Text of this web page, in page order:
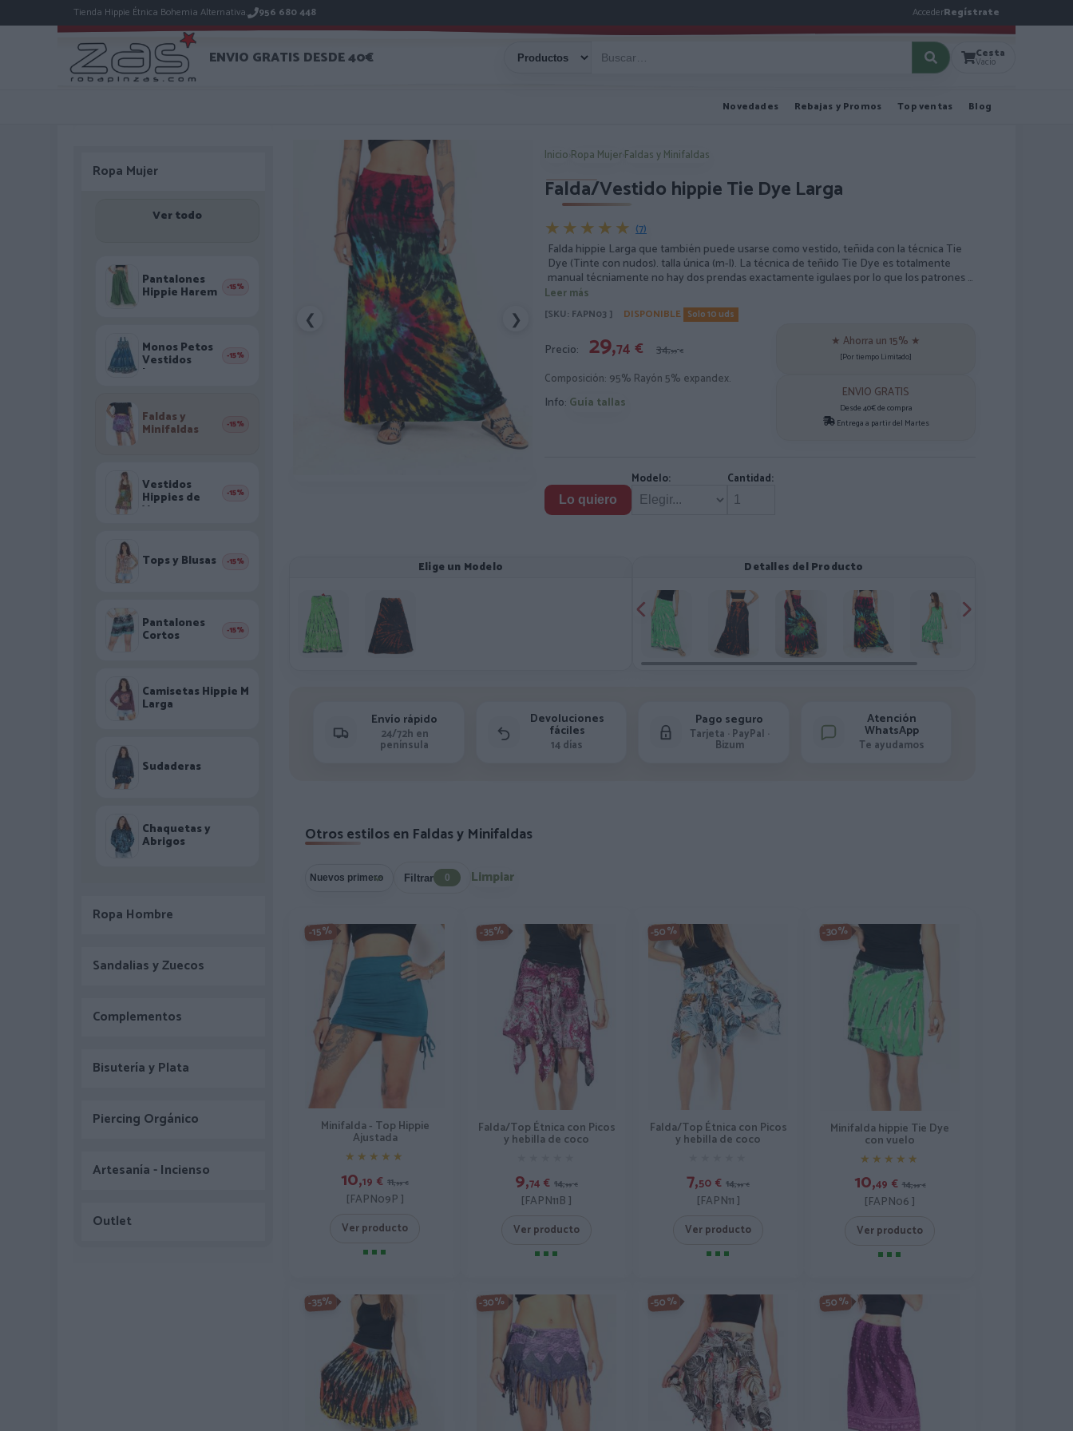
Tienda Hippie Étnica Bohemia Alternativa. 956 680 448 AccederRegístrate
ENVIO GRATIS DESDE 40€ Cesta
Vacío
Novedades Rebajas y Promos Top ventas Blog
Ropa Mujer
Ver todo
Pantalones
Hippie Harem -15%
Monos Petos
Vestidos
largos
-15%
Faldas y
Minifaldas -15%
Vestidos
Hippies de
Verano
-15%
Tops y Blusas -15%
Pantalones
Cortos -15%
Camisetas Hippie M
Larga
Sudaderas
Chaquetas y
Abrigos
Ropa Hombre
Sandalias y Zuecos
Complementos
Bisutería y Plata
Piercing Orgánico
Artesanía - Incienso
Outlet
❮ ❯
Inicio Ropa MujerFaldas y Minifaldas
Falda/Vestido hippie Tie Dye Larga
★★★★★
★★★★★ (7)
Falda hippie Larga que también puede usarse como vestido, teñida con la técnica Tie
Dye (Tinte con nudos). talla única (m-l). La técnica de teñido Tie Dye es totalmente
manual técniamente no hay dos prendas exactamente igulaes por lo que los patrones y
colores son aproximados.
Leer más
[SKU: FAPN03 ] DISPONIBLE Solo 10 uds
★ Ahorra un 15% ★
[Por tiempo Limitado]
ENVIO GRATIS
Desde 40€ de compra
Entrega a partir del Martes
Precio: 29,74 € 34,99 €
Composición: 95% Rayón 5% expandex.
Info: Guía tallas
Lo quiero
Modelo: Cantidad:
Elige un Modelo Detalles del Producto
Envío rápido
24/72h en
península
Devoluciones
fáciles
14 días
Pago seguro
Tarjeta · PayPal ·
Bizum
Atención
WhatsApp
Te ayudamos
Otros estilos en Faldas y Minifaldas
Filtrar 0 Limpiar
-15%
Minifalda - Top Hippie
Ajustada
★★★★★
★★★★★
10,19 € 11,99 €
[FAPN09P ]
Ver producto
-35%
Falda/Top Étnica con Picos
y hebilla de coco
9,74 € 14,99 €
[FAPN11B ]
Ver producto
-50%
Falda/Top Étnica con Picos
y hebilla de coco
7,50 € 14,99 €
[FAPN11 ]
Ver producto
-30%
Minifalda hippie Tie Dye
con vuelo
★★★★★
★★★★★
10,49 € 14,99 €
[FAPN06 ]
Ver producto
-35% -30% -50% -50%